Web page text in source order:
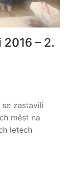
– 2.
zastavili
měst na
letech